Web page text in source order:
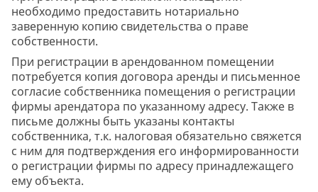
необходимо предоставить нотариально
заверенную копию свидетельства о праве
собственности.
При регистрации в арендованном помещении
потребуется копия договора аренды и письменное
согласие собственника помещения о регистрации
фирмы арендатора по указанному адресу. Также в
письме должны быть указаны контакты
собственника, т.к. налоговая обязательно свяжется
с ним для подтверждения его информированности
о регистрации фирмы по адресу принадлежащего
ему объекта.